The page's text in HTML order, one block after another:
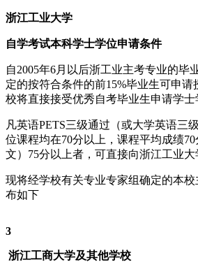
浙江工业大学
自学考试本科学士学位申请条件
自2005年6月以后浙工业主考专业的毕
定的按符合条件的前15%毕业生可申
校将直接接受优秀自考毕业生申请学士
凡英语PETS三级通过（或大学英语三
位课程均在70分以上，课程平均成绩
文）75分以上者，可直接向浙江工业大
现将经学校有关专业专家组确定的本
布如下
3
浙江工商大学及其他学校